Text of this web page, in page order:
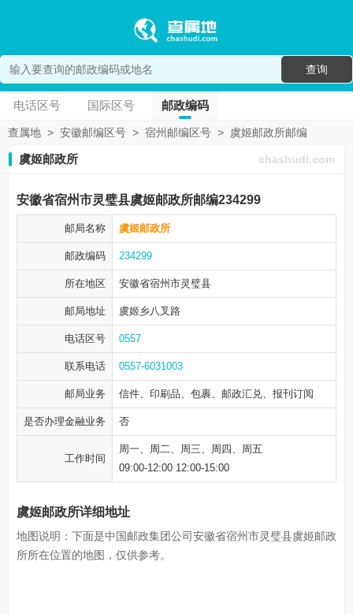
查询
电话区号 国际区号 邮政编码
查属地 > 安徽邮编区号 > 宿州邮编区号 > 虞姬邮政所邮编
虞姬邮政所 chashudi.com
安徽省宿州市灵璧县虞姬邮政所邮编234299
邮局名称 虞姬邮政所
邮政编码 234299
所在地区 安徽省宿州市灵璧县
邮局地址 虞姬乡八叉路
电话区号 0557
联系电话 0557-6031003
邮局业务 信件、印刷品、包裹、邮政汇兑、报刊订阅
是否办理金融业务 否
工作时间
周一、周二、周三、周四、周五
09:00-12:00 12:00-15:00
虞姬邮政所详细地址
地图说明：下面是中国邮政集团公司安徽省宿州市灵璧县虞姬邮政
所所在位置的地图，仅供参考。